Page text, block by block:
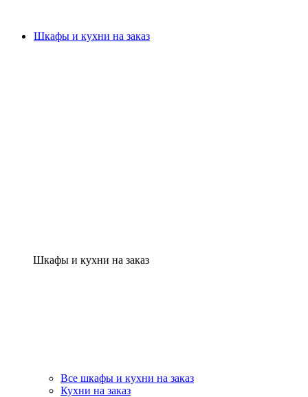
Шкафы и кухни на заказ
Шкафы и кухни на заказ
Все шкафы и кухни на заказ
Кухни на заказ